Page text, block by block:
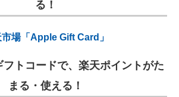
る！
場「Apple Gift Card」
トコードで、楽天ポイントがた
まる・使える！